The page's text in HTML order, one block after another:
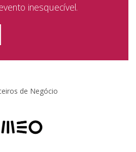
inesquecível.
de Negócio